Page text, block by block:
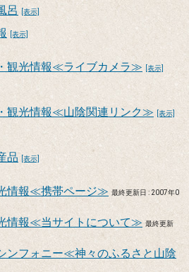
呂 [表示]
[表示]
観光情報≪ライブカメラ≫ [表示]
観光情報≪山陰関連リンク≫ [表示]
品 [表示]
情報≪携帯ページ≫ 最終更新日 : 2007年0
情報≪当サイトについて≫ 最終更新
ンフォニー≪神々のふるさと山陰